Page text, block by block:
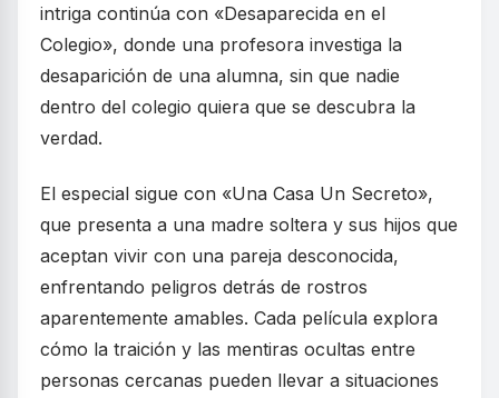
intriga continúa con «Desaparecida en el
Colegio», donde una profesora investiga la
desaparición de una alumna, sin que nadie
dentro del colegio quiera que se descubra la
verdad.
El especial sigue con «Una Casa Un Secreto»,
que presenta a una madre soltera y sus hijos que
aceptan vivir con una pareja desconocida,
enfrentando peligros detrás de rostros
aparentemente amables. Cada película explora
cómo la traición y las mentiras ocultas entre
personas cercanas pueden llevar a situaciones